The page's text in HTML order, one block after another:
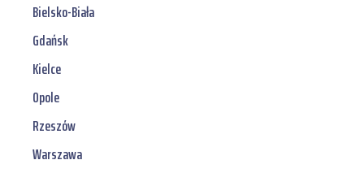
Bielsko-Biała
Gdańsk
Kielce
Opole
Rzeszów
Warszawa